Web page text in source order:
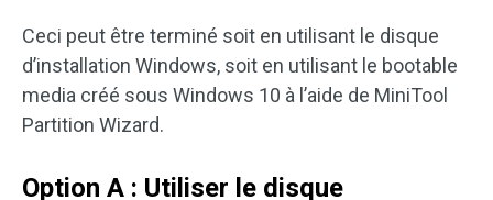
Ceci peut être terminé soit en utilisant le disque
d’installation Windows, soit en utilisant le bootable
media créé sous Windows 10 à l’aide de MiniTool
Partition Wizard.
Option A : Utiliser le disque